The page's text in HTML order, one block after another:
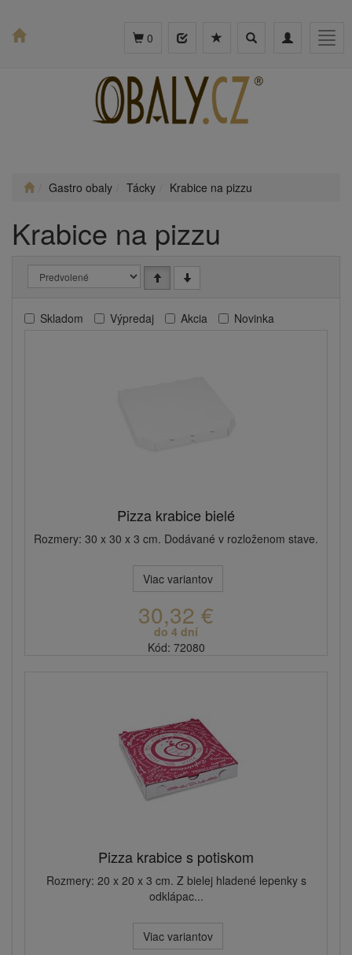
Toggle
Toggle
0
Gastro obaly Tácky Krabice na pizzu
Krabice na pizzu
Skladom Výpredaj Akcia Novinka
Pizza krabice bielé
Rozmery: 30 x 30 x 3 cm. Dodávané v rozloženom stave.
Viac variantov
30,32 €
do 4 dní
Kód: 72080
Pizza krabice s potiskom
Rozmery: 20 x 20 x 3 cm. Z bielej hladené lepenky s
odklápac...
Viac variantov